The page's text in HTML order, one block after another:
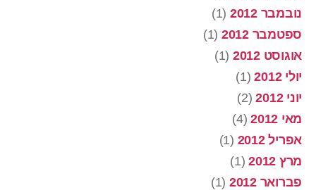
נובמבר 2012
(1)
ספטמבר 2012
(1)
אוגוסט 2012
(1)
יולי 2012
(1)
יוני 2012
(2)
מאי 2012
(4)
אפריל 2012
(1)
מרץ 2012
(1)
פברואר 2012
(1)